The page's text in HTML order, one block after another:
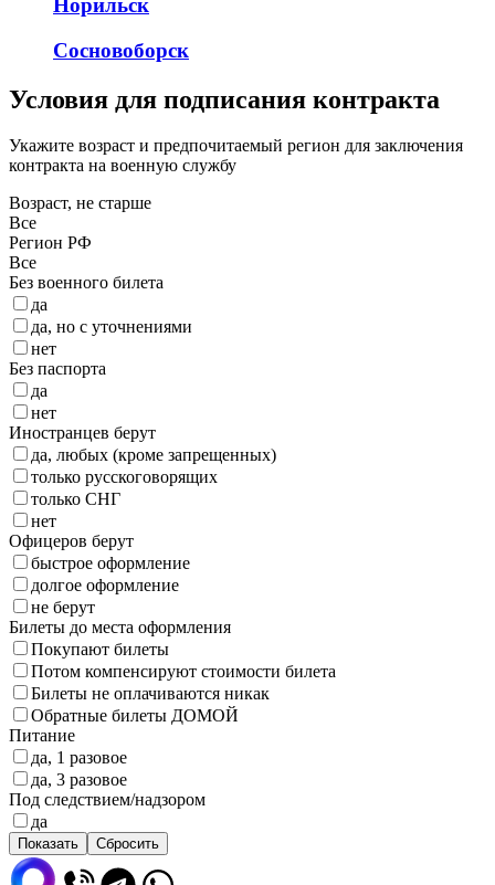
Норильск
Сосновоборск
Условия для подписания контракта
Укажите возраст и предпочитаемый регион для заключения
контракта на военную службу
Возраст, не старше
Все
Регион РФ
Все
Без военного билета
да
да, но с уточнениями
нет
Без паспорта
да
нет
Иностранцев берут
да, любых (кроме запрещенных)
только русскоговорящих
только СНГ
нет
Офицеров берут
быстрое оформление
долгое оформление
не берут
Билеты до места оформления
Покупают билеты
Потом компенсируют стоимости билета
Билеты не оплачиваются никак
Обратные билеты ДОМОЙ
Питание
да, 1 разовое
да, 3 разовое
Под следствием/надзором
да